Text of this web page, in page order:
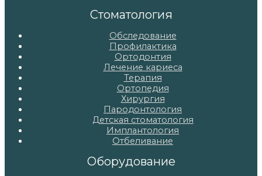
Стоматология
Обследование
Профилактика
Ортодонтия
Лечение кариеса
Терапия
Ортопедия
Хирургия
Пародонтология
Детская стоматология
Имплантология
Отбеливание
Оборудование